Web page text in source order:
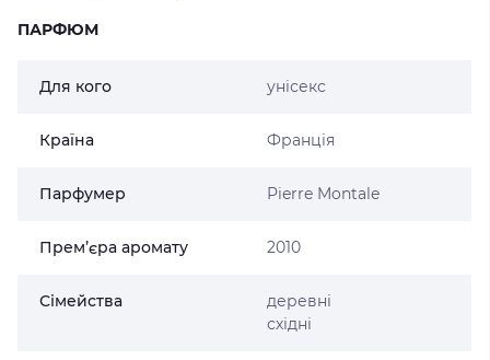
ПАРФЮМ
Для кого унісекс
Країна Франція
Парфумер Pierre Montale
Прем’єра аромату 2010
Сімейства
деревні
східні